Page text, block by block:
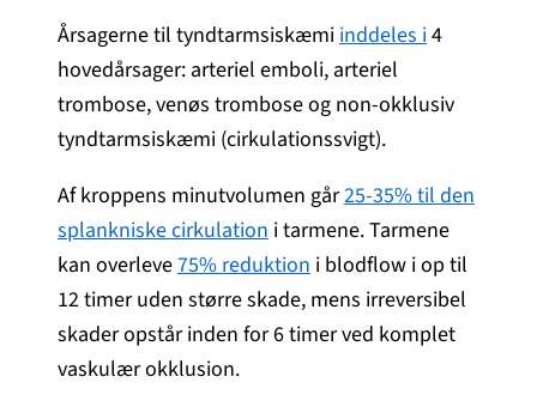
Årsagerne til tyndtarmsiskæmiinddeles i4
hovedårsager: arteriel emboli, arteriel
trombose, venøs trombose og non-okklusiv
tyndtarmsiskæmi (cirkulationssvigt).
Af kroppens minutvolumen går25-35% til den
splankniske cirkulation i tarmene. Tarmene
kan overleve75% reduktion i blodflow i op til
12 timer uden større skade, mens irreversibel
skader opstår inden for 6 timer ved komplet
vaskulær okklusion.